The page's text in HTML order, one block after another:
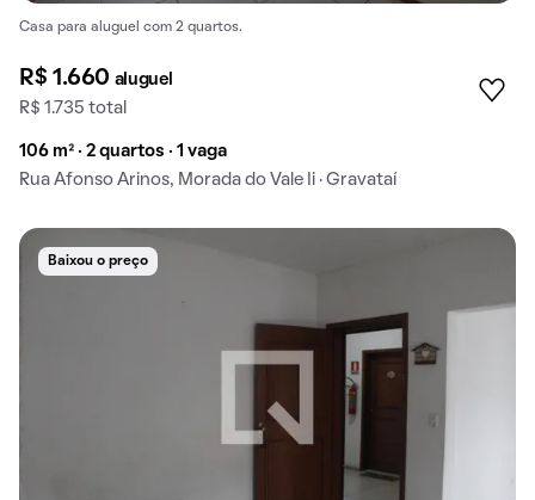
Casa para aluguel com 2 quartos.
R$ 1.660 aluguel
R$ 1.735 total
106 m² · 2 quartos · 1 vaga
Rua Afonso Arinos, Morada do Vale Ii · Gravataí
Baixou o preço